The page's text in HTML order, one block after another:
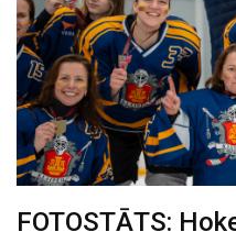
FOTOSTĀTS: